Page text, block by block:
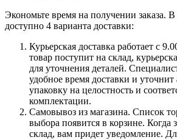
Экономьте время на получении заказа.
доступно 4 варианта доставки:
Курьерская доставка работает с
товар поступит на склад,
для уточнения деталей.
удобное время доставки и
упаковку на целостность и
комплектации.
Самовывоз из магазина. Список
выбора появится в корзине. Когда
склад, вам придет уведомление.